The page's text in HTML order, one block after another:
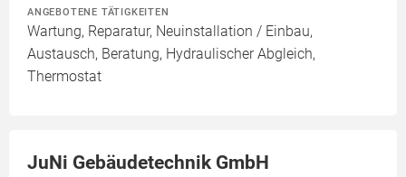
ANGEBOTENE TÄTIGKEITEN
Wartung, Reparatur, Neuinstallation / Einbau,
Austausch, Beratung, Hydraulischer Abgleich,
Thermostat
JuNi Gebäudetechnik GmbH